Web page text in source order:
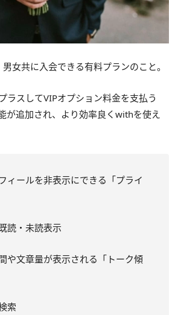
女共に入会できる有料プランのこと。
ラスしてVIPオプション料金を支払う
が追加され、より効率良くwithを使え
ィールを非表示にできる「プライ
読・未読表示
や文章量が表示される「トーク傾
索